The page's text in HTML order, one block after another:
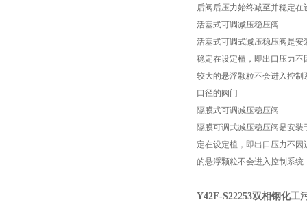
后阀后压力始终减至并稳定
活塞式可调减压稳压阀
活塞式可调式减压稳压阀是
稳定在设定植，即出口压力
较大的悬浮颗粒不会进入控
口径的阀门
隔膜式可调减压稳压阀
隔膜可调式减压稳压阀是安
定在设定植，即出口压力不
的悬浮颗粒不会进入控制系
Y42F-S22253双相钢化工